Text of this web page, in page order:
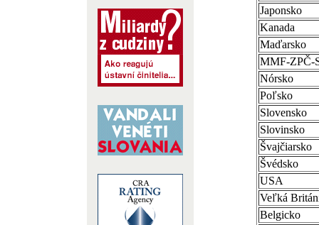
Japonsko
Kanada
Maďarsko
MMF-ZPČ-
Nórsko
Poľsko
Slovensko
Slovinsko
Švajčiarsko
Švédsko
USA
Veľká
Belgicko